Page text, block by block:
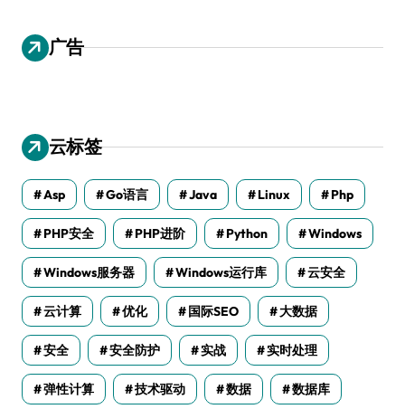
广告
云标签
Asp Go语言 Java Linux Php
PHP安全 PHP进阶 Python Windows
Windows服务器 Windows运行库 云安全
云计算 优化 国际SEO 大数据
安全 安全防护 实战 实时处理
弹性计算 技术驱动 数据 数据库